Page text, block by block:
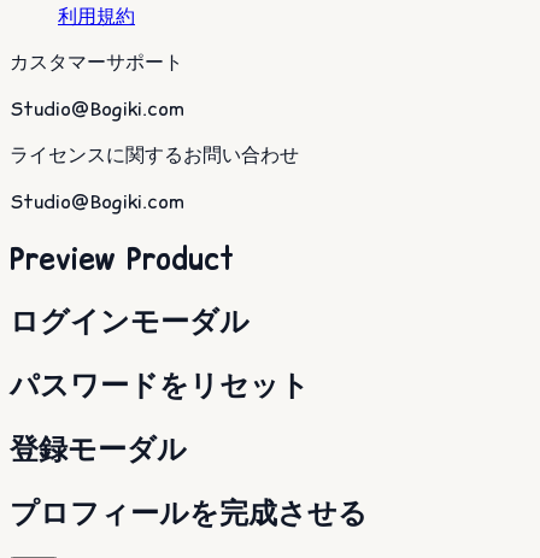
利用規約
カスタマーサポート
Studio@Bogiki.com
ライセンスに関するお問い合わせ
Studio@Bogiki.com
Preview Product
ログインモーダル
パスワードをリセット
登録モーダル
プロフィールを完成させる